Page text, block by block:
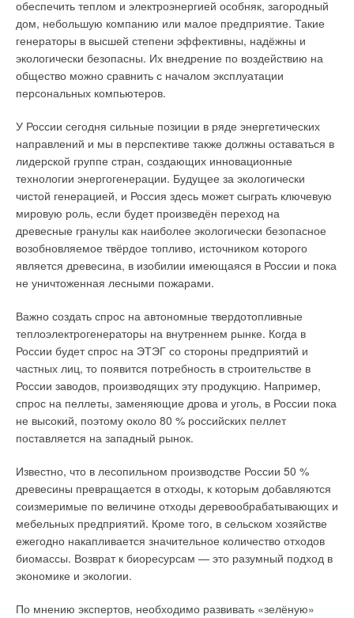
обеспечить теплом и электроэнергией особняк, загородный
дом, небольшую компанию или малое предприятие. Такие
генераторы в высшей степени эффективны, надёжны и
экологически безопасны. Их внедрение по воздействию на
общество можно сравнить с началом эксплуатации
персональных компьютеров.
У России сегодня сильные позиции в ряде энергетических
направлений и мы в перспективе также должны оставаться в
лидерской группе стран, создающих инновационные
технологии энергогенерации. Будущее за экологически
чистой генерацией, и Россия здесь может сыграть ключевую
мировую роль, если будет произведён переход на
древесные гранулы как наиболее экологически безопасное
возобновляемое твёрдое топливо, источником которого
является древесина, в изобилии имеющаяся в России и пока
не уничтоженная лесными пожарами.
Важно создать спрос на автономные твердотопливные
теплоэлектрогенераторы на внутреннем рынке. Когда в
России будет спрос на ЭТЭГ со стороны предприятий и
частных лиц, то появится потребность в строительстве в
России заводов, производящих эту продукцию. Например,
спрос на пеллеты, заменяющие дрова и уголь, в России пока
не высокий, поэтому около 80 % российских пеллет
поставляется на западный рынок.
Известно, что в лесопильном производстве России 50 %
древесины превращается в отходы, к которым добавляются
соизмеримые по величине отходы деревообрабатывающих и
мебельных предприятий. Кроме того, в сельском хозяйстве
ежегодно накапливается значительное количество отходов
биомассы. Возврат к биоресурсам — это разумный подход в
экономике и экологии.
По мнению экспертов, необходимо развивать «зелёную»